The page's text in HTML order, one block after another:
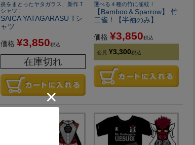
炎をまとったヤタガラス、新作Ｔ
シャツ！
SAICA YATAGARASU Tシ
ャツ
価格 ¥3,850税込
在庫切れ
選べる４種の竹に雀紋！
【Bamboo＆Sparrow】 竹
二雀！【半袖のみ】
価格 ¥3,850税込
会員 ¥3,300税込